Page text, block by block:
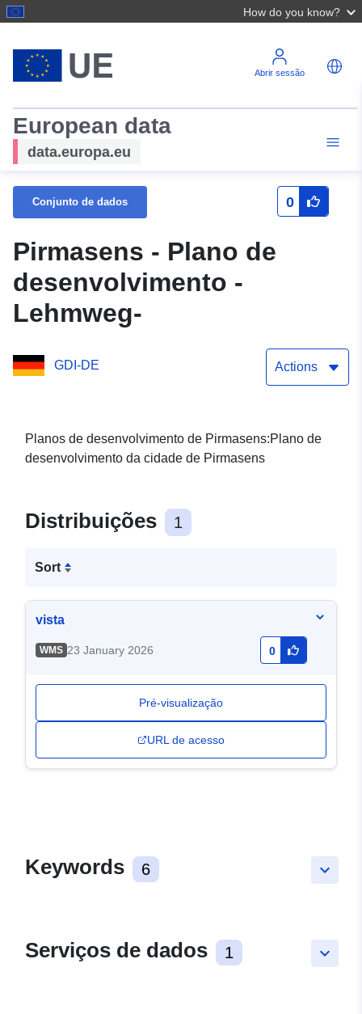
How do you know?
Abrir sessão
European data
data.europa.eu
Conjunto de dados 0
Pirmasens - Plano de
desenvolvimento -
Lehmweg-
GDI-DE Actions
Planos de desenvolvimento de Pirmasens:Plano de
desenvolvimento da cidade de Pirmasens
Distribuições 1
Sort
vista
WMS 23 January 2026 0
Pré-visualização
URL de acesso
keyboard_arrow_down
Keywords 6
keyboard_arrow_down
Serviços de dados 1